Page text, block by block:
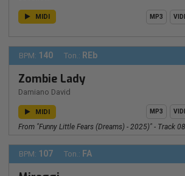
MIDI MP3
BPM: 140 Ton.: REb
Zombie Lady
Damiano David
MIDI MP3
From "Funny Little Fears (Dreams) - 2025)" - Track 08
BPM: 107 Ton.: FA